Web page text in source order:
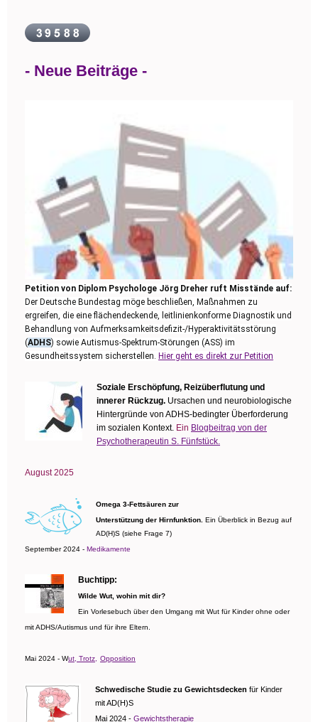
- Neue Beiträge -
Petition von Diplom Psychologe Jörg Dreher ruft Misstände auf:
Der Deutsche Bundestag möge beschließen, Maßnahmen zu
ergreifen, die eine flächendeckende, leitlinienkonforme Diagnostik und
Behandlung von Aufmerksamkeitsdefizit-/Hyperaktivitätsstörung
(ADHS) sowie Autismus-Spektrum-Störungen (ASS) im
Gesundheitssystem sicherstellen. Hier geht es direkt zur Petition
Soziale Erschöpfung, Reizüberflutung und
innerer Rückzug. Ursachen und neurobiologische
Hintergründe von ADHS-bedingter Überforderung
im sozialen Kontext. Ein Blogbeitrag von der
Psychotherapeutin S. Fünfstück.
August 2025
Omega 3-Fettsäuren zur
Unterstützung der Hirnfunktion. Ein Überblick in Bezug auf
AD(H)S (siehe Frage 7)
September 2024 - Medikamente
Buchtipp:
Wilde Wut, wohin mit dir?
Ein Vorlesebuch über den Umgang mit Wut für Kinder ohne oder
mit ADHS/Autismus und für ihre Eltern.
Mai 2024 - Wut, Trotz, Opposition
Schwedische Studie zu Gewichtsdecken für Kinder
mit AD(H)S
Mai 2024 - Gewichtstherapie